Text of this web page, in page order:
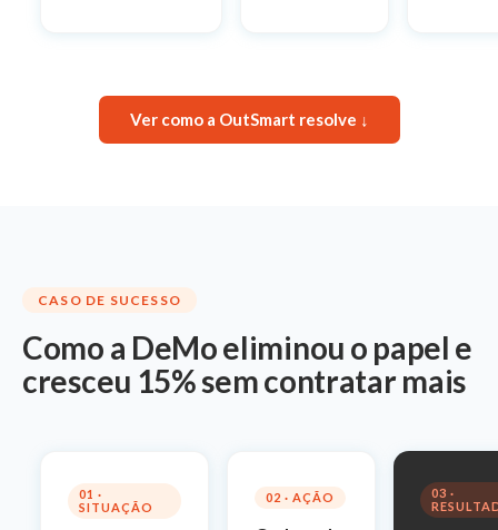
Ver como a OutSmart resolve ↓
CASO DE SUCESSO
Como a DeMo eliminou o papel e
cresceu 15% sem contratar mais
01 ·
SITUAÇÃO
02 · AÇÃO
03 ·